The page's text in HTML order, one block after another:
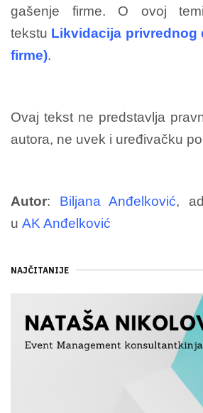
gašenje firme. O ovoj
tekstu Likvidacija privrednog
firme).
Ovaj tekst ne predstavlja
autora, ne uvek i uređivačku
Autor: Biljana Anđelković,
u AK Anđelković
NAJČITANIJE